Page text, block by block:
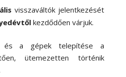
visszaváltók jelentkezését
kezdődően várjuk.
és a gépek telepítése a
ütemezetten történik